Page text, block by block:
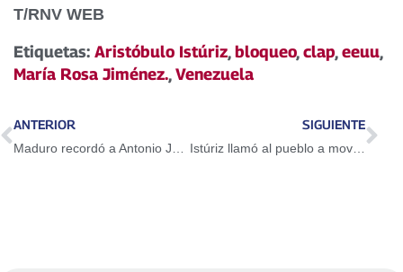
T/RNV WEB
Etiquetas: Aristóbulo Istúriz,bloqueo,clap,eeuu,
María Rosa Jiménez.,Venezuela
ANTERIOR SIGUIENTE
Istúriz llamó al pueblo a movilizarse este sábado en defensa de los CLAP